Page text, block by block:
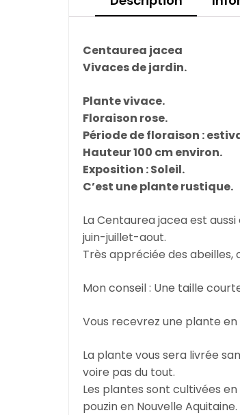
Centaurea jacea
Vivaces de jardin.
Plante vivace.
Floraison rose.
Période de floraison :
Hauteur 100 cm environ.
Exposition : Soleil.
C’est une plante rustique.
La Centaurea jacea est
juin-juillet-aout.
Très appréciée des abeilles,
Mon conseil : Une taille
Vous recevrez une plante
La plante vous sera livrée
voire pas du tout.
Les plantes sont cultivées
pouzin en Nouvelle Aquitaine.